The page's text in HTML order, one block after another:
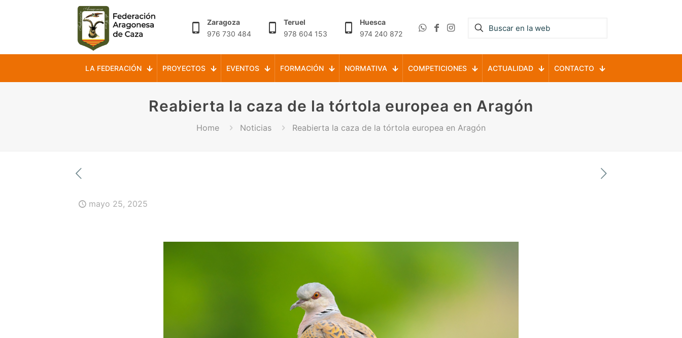
Zaragoza
976 730 484
Teruel
978 604 153
Huesca
974 240 872
LA FEDERACIÓN PROYECTOS EVENTOS FORMACIÓN NORMATIVA COMPETICIONES ACTUALIDAD CONTACTO
Reabierta la caza de la tórtola europea en Aragón
Home Noticias Reabierta la caza de la tórtola europea en Aragón
mayo 25, 2025